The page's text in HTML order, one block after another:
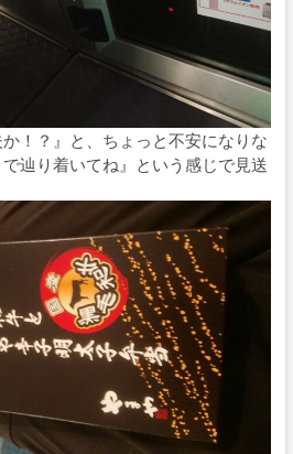
か！？』と、ちょっと不安になりな
辿り着いてね』という感じで見送